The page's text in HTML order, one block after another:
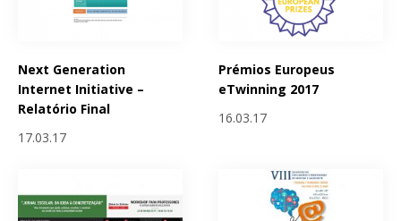
Next Generation
Internet Initiative –
Relatório Final
17.03.17
Prémios Europeus
eTwinning 2017
16.03.17